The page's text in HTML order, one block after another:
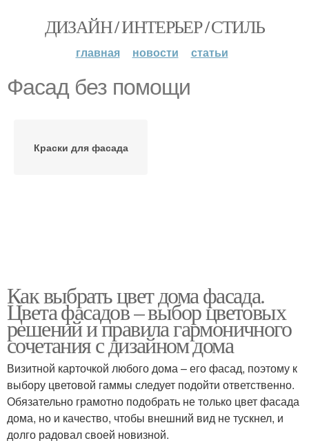
ДИЗАЙН / ИНТЕРЬЕР / СТИЛЬ
главная новости статьи
Фасад без помощи
Краски для фасада
Как выбрать цвет дома фасада.
Цвета фасадов – выбор цветовых
решений и правила гармоничного
сочетания с дизайном дома
Визитной карточкой любого дома – его фасад, поэтому к
выбору цветовой гаммы следует подойти ответственно.
Обязательно грамотно подобрать не только цвет фасада
дома, но и качество, чтобы внешний вид не тускнел, и
долго радовал своей новизной.